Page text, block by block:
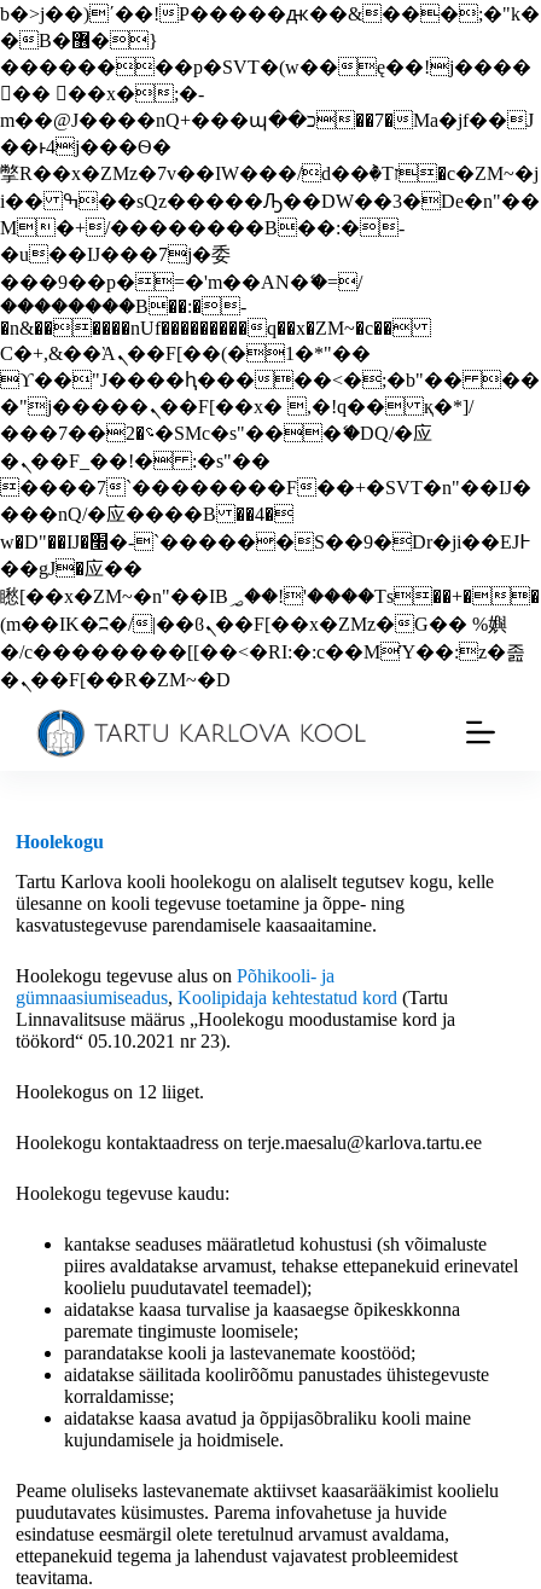
b�>j��)΄��!P�����ԫ��&���;�"k�
�B�޶�}
��������p�SVT�(w��ę��!j����
�� ��x�;�-
m��@J����nQ+���պ��כ��7�Ma�jf��J
��ͱ4j���Ѳ�
撆R��x�ZMz�7v��IW���/d��ٞ�Тז�c�ZM~�j
i�� ߒ��sQz�����Ԡ��DW��3�De�n"��
M�+/��������B��:�-
�u��IJ���7j�委
���9��p�=�'m��AN�ޭ�=/
��������B��:�-
�n&������nUf���������q��x�ZM~�c��
Ϲ�+,&��Ὰܢ��F[��(�1�*"��
ϒ��"J����ԧ�����<�;�b"�� ��
�"j�����ܢ��F[��x� ,�!q�� қ�*]/
���؝�2��7�SMc�s"���ޭ�DQ/�应
�ܢ��F_��!� :�s"��
����7`��������F��+�SVT�n"��IJ�
���nQ/�应����B ��4�
w�D"��IJ�׭�-`������S��9�Dr�ji��EJ߅
��gJ�应��
矁[��x�ZM~�n"��IB؃��!'����Тѕ��+��
(m��IK�ʭ�/|��ϐܢ��F[��x�ZMz�G�� %嬩
�/c��������[[��<�RI:�:c��MΎ��:z�졾
�ܢ��F[��R�ZM~�D
S
k
i
p
t
o
c
o
n
t
e
n
t
Hoolekogu
Tartu Karlova kooli hoolekogu on alaliselt tegutsev kogu, kelle
ülesanne on kooli tegevuse toetamine ja õppe- ning
kasvatustegevuse parendamisele kaasaaitamine.
Hoolekogu tegevuse alus onPõhikooli- ja
gümnaasiumiseadus,Koolipidaja kehtestatud kord (Tartu
Linnavalitsuse määrus „Hoolekogu moodustamise kord ja
töökord“ 05.10.2021 nr 23).
Hoolekogus on 12 liiget.
Hoolekogu kontaktaadress on terje.maesalu@karlova.tartu.ee
Hoolekogu tegevuse kaudu:
kantakse seaduses määratletud kohustusi (sh võimaluste
piires avaldatakse arvamust, tehakse ettepanekuid erinevatel
koolielu puudutavatel teemadel);
aidatakse kaasa turvalise ja kaasaegse õpikeskkonna
paremate tingimuste loomisele;
parandatakse kooli ja lastevanemate koostööd;
aidatakse säilitada koolirõõmu panustades ühistegevuste
korraldamisse;
aidatakse kaasa avatud ja õppijasõbraliku kooli maine
kujundamisele ja hoidmisele.
Peame oluliseks lastevanemate aktiivset kaasarääkimist koolielu
puudutavates küsimustes. Parema infovahetuse ja huvide
esindatuse eesmärgil olete teretulnud arvamust avaldama,
ettepanekuid tegema ja lahendust vajavatest probleemidest
teavitama.